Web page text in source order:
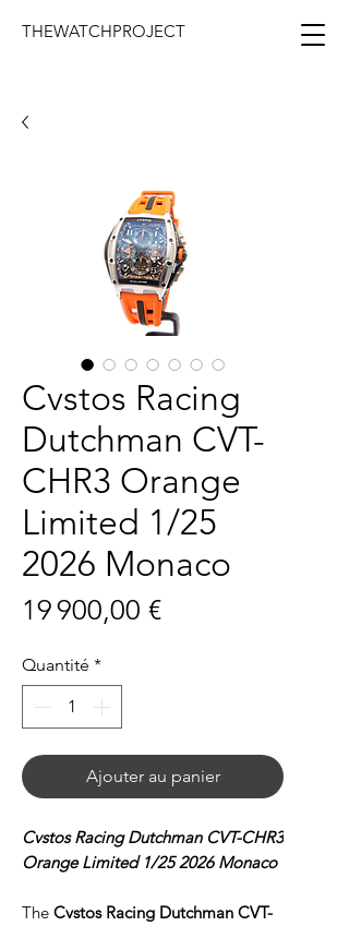
THEWATCHPROJECT
Cvstos Racing
Dutchman CVT-
CHR3 Orange
Limited 1/25
2026 Monaco
19 900,00 €Prix
Quantité *
Ajouter au panier
Cvstos Racing Dutchman CVT-CHR3
Orange Limited 1/25 2026 Monaco
The Cvstos Racing Dutchman CVT-